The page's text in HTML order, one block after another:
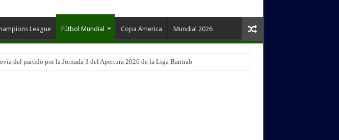
League Fútbol Mundial Copa America Mundial 2026
del partido por la Jornada 3 del Apertura 2026 de la Liga Bantrab